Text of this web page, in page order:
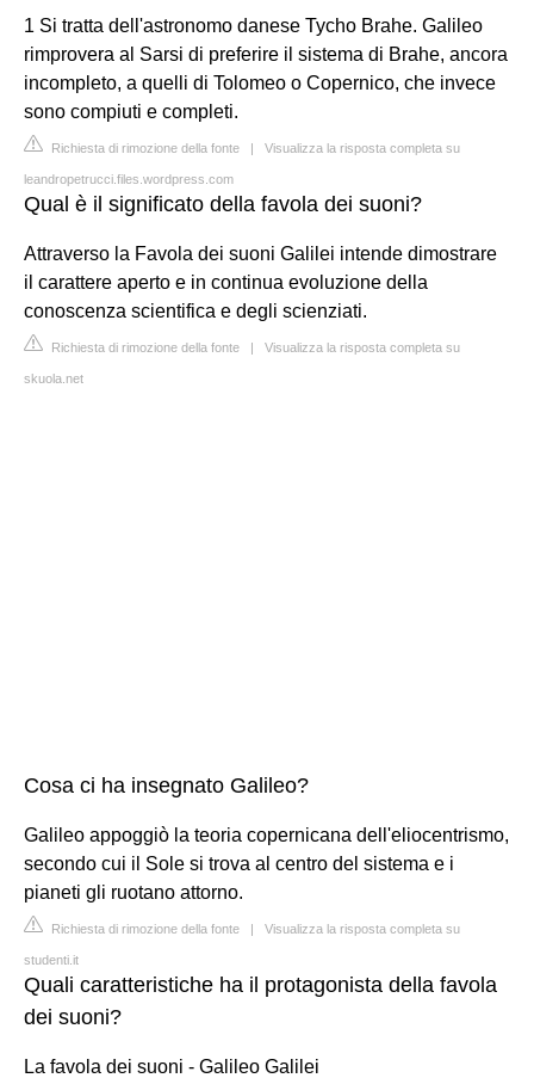
1 Si tratta dell'astronomo danese Tycho Brahe. Galileo
rimprovera al Sarsi di preferire il sistema di Brahe, ancora
incompleto, a quelli di Tolomeo o Copernico, che invece
sono compiuti e completi.
Richiesta di rimozione della fonte | Visualizza la risposta completa su
leandropetrucci.files.wordpress.com
Qual è il significato della favola dei suoni?
Attraverso la Favola dei suoni Galilei intende dimostrare
il carattere aperto e in continua evoluzione della
conoscenza scientifica e degli scienziati.
Richiesta di rimozione della fonte | Visualizza la risposta completa su
skuola.net
Cosa ci ha insegnato Galileo?
Galileo appoggiò la teoria copernicana dell'eliocentrismo,
secondo cui il Sole si trova al centro del sistema e i
pianeti gli ruotano attorno.
Richiesta di rimozione della fonte | Visualizza la risposta completa su
studenti.it
Quali caratteristiche ha il protagonista della favola
dei suoni?
La favola dei suoni - Galileo Galilei